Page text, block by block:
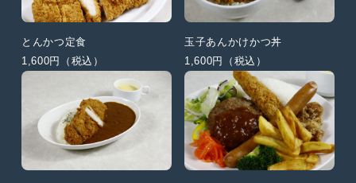
とんかつ定食
1,600円（税込）
玉子あんかけかつ丼
1,600円（税込）